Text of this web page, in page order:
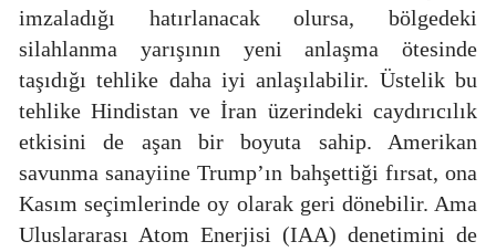
imzaladığı hatırlanacak olursa, bölgedeki
silahlanma yarışının yeni anlaşma ötesinde
taşıdığı tehlike daha iyi anlaşılabilir. Üstelik bu
tehlike Hindistan ve İran üzerindeki caydırıcılık
etkisini de aşan bir boyuta sahip. Amerikan
savunma sanayiine Trump’ın bahşettiği fırsat, ona
Kasım seçimlerinde oy olarak geri dönebilir. Ama
Uluslararası Atom Enerjisi (IAA) denetimini de